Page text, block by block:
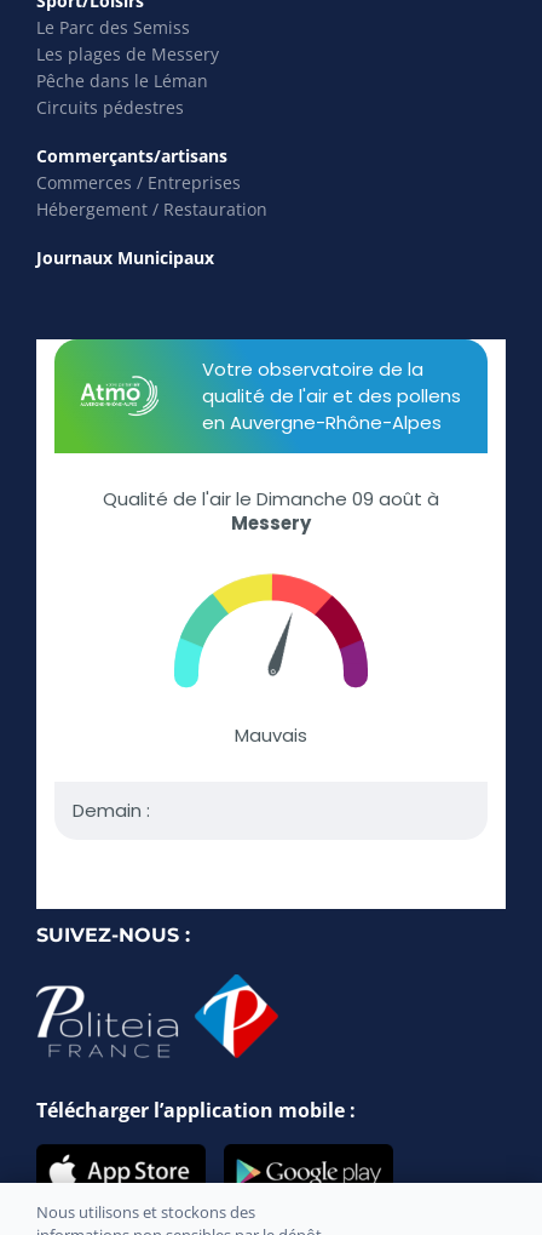
Le Parc des Semiss
Les plages de Messery
Pêche dans le Léman
Circuits pédestres
Commerçants/artisans
Commerces / Entreprises
Hébergement / Restauration
Journaux Municipaux
SUIVEZ-NOUS :
Télécharger l’application mobile :
Nous utilisons et stockons des